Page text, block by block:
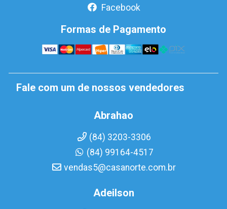
Facebook
Formas de Pagamento
Fale com um de nossos vendedores
Abrahao
(84) 3203-3306
(84) 99164-4517
vendas5@casanorte.com.br
Adeilson